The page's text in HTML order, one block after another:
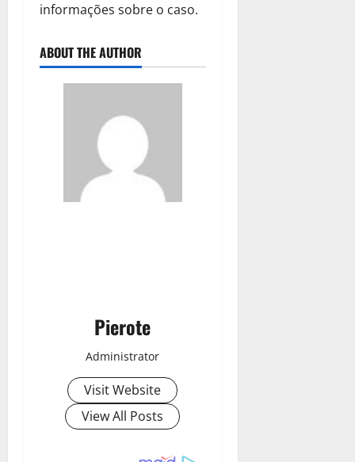
informações sobre o caso.
ABOUT THE AUTHOR
Pierote
Administrator
Visit Website
View All Posts